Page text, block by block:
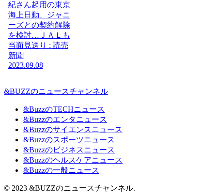
紀さん起用の東京
海上日動、ジャニ
ーズとの契約解除
を検討…ＪＡＬも
当面見送り : 読売
新聞
2023.09.08
&BUZZのニュースチャンネル
&BuzzのTECHニュース
&Buzzのエンタニュース
&Buzzのサイエンスニュース
&Buzzのスポーツニュース
&Buzzのビジネスニュース
&Buzzのヘルスケアニュース
&Buzzの一般ニュース
© 2023 &BUZZのニュースチャンネル.